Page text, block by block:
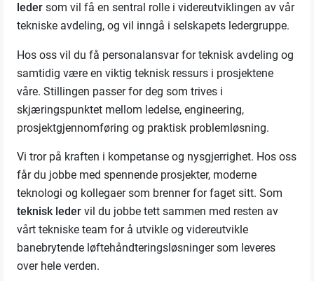
leder som vil få en sentral rolle i videreutviklingen av vår
tekniske avdeling, og vil inngå i selskapets ledergruppe.
Hos oss vil du få personalansvar for teknisk avdeling og
samtidig være en viktig teknisk ressurs i prosjektene
våre. Stillingen passer for deg som trives i
skjæringspunktet mellom ledelse, engineering,
prosjektgjennomføring og praktisk problemløsning.
Vi tror på kraften i kompetanse og nysgjerrighet. Hos oss
får du jobbe med spennende prosjekter, moderne
teknologi og kollegaer som brenner for faget sitt. Som
teknisk leder vil du jobbe tett sammen med resten av
vårt tekniske team for å utvikle og videreutvikle
banebrytende løftehåndteringsløsninger som leveres
over hele verden.